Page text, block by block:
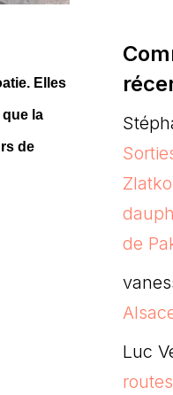
Elles
la
de
de
Luc